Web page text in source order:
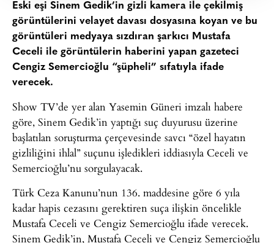
Eski eşi Sinem Gedik’in gizli kamera ile çekilmiş
görüntülerini velayet davası dosyasına koyan ve bu
görüntüleri medyaya sızdıran şarkıcı Mustafa
Ceceli ile görüntülerin haberini yapan gazeteci
Cengiz Semercioğlu “şüpheli” sıfatıyla ifade
verecek.
Show TV’de yer alan Yasemin Güneri imzalı habere
göre, Sinem Gedik’in yaptığı suç duyurusu üzerine
başlatılan soruşturma çerçevesinde savcı “özel hayatın
gizliliğini ihlal” suçunu işledikleri iddiasıyla Ceceli ve
Semercioğlu’nu sorgulayacak.
Türk Ceza Kanunu’nun 136. maddesine göre 6 yıla
kadar hapis cezasını gerektiren suça ilişkin öncelikle
Mustafa Ceceli ve Cengiz Semercioğlu ifade verecek.
Sinem Gedik’in, Mustafa Ceceli ve Cengiz Semercioğlu